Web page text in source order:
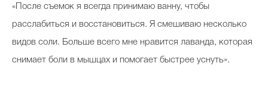
«После съемок я всегда принимаю ванну, чтобы
расслабиться и восстановиться. Я смешиваю несколько
видов соли. Больше всего мне нравится лаванда, которая
снимает боли в мышцах и помогает быстрее уснуть».